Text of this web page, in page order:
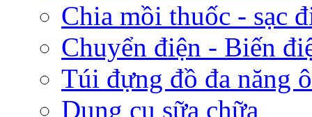
Chia mồi thuốc - sạc
Chuyển điện - Biến
Túi đựng đồ đa năng
Dụng cụ sữa chữa